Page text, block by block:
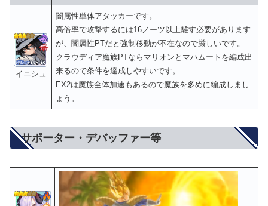
イニシュ
闇属性単体アタッカーです。
高倍率で攻撃するには16ノーツ以上離す必要があります
が、闇属性PTだと強制移動が不在なので厳しいです。
クラウディア魔族PTならマリオンとマハムートを編成出
来るので条件を達成しやすいです。
EX2は魔族全体加速もあるので魔族を多めに編成しまし
ょう。
サポーター・デバッファー等